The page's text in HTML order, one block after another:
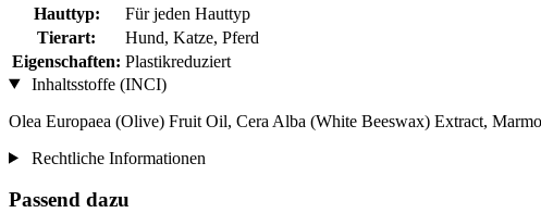
Hauttyp:
Für jeden Hauttyp
Tierart:
Hund, Katze, Pferd
Eigenschaften: Plastikreduziert
Inhaltsstoffe (INCI)
Olea Europaea (Olive) Fruit Oil, Cera Alba (White Beeswax) Extract,
Rechtliche Informationen
Passend dazu